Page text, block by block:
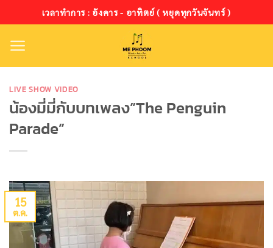
ไป
เนื้อหา
เวลาทำการ : อังคาร - อาทิตย์ ( หยุดทุกวันจันทร์ )
LIVE SHOW VIDEO
น้องมี่มี่กับบทเพลง”The Penguin
Parade”
15
ต.ค.